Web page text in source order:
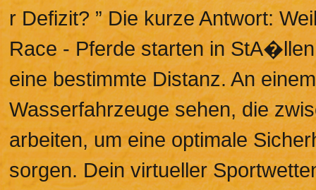
r Defizit? ” Die kurze Antwort:
Race - Pferde starten in
eine bestimmte Distanz. An
Wasserfahrzeuge sehen, die
arbeiten, um eine optimale
sorgen. Dein virtueller